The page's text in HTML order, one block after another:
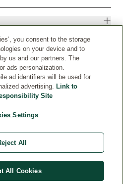
you consent to the storage
on your device and to
us and our partners. The
ads personalization.
ad identifiers will be used for
advertising. Link to
Site
Settings
All
All Cookies